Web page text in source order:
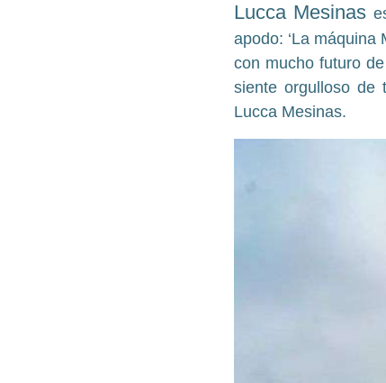
Lucca Mesinas
apodo: ‘La
con mucho futuro
siente orgulloso de
Lucca Mesinas.